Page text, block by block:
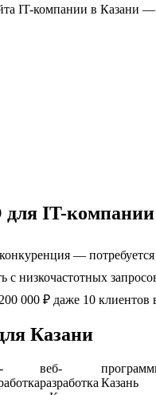
IT-компании в Казани
для IT-
—
с низкочастотных
000 ₽ даже 10 клиентов
Казани
веб-
разработка Казань